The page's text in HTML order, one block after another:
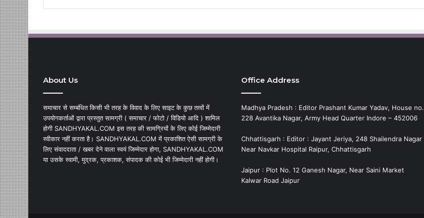
About Us
समाचार से सम्बंधित किसी भी तरह के विवाद के लिए साइट के कुछ तत्वों में
उपयोगकर्ताओं द्वारा प्रस्तुत सामग्री ( समाचार / फोटो / विडियो आदि ) शामिल
होगी SANDHYAKAL.COM इस तरह की सामग्रियों के लिए कोई जिम्मेदारी
स्वीकार नहीं करता है। SANDHYAKAL.COM में प्रकाशित ऐसी सामग्री के
लिए संवाददाता / खबर देने वाला स्वयं जिम्मेदार होगा, SANDHYAKAL.COM
या उसके स्वामी, मुद्रक, प्रकाशक, संपादक की कोई भी जिम्मेदारी नहीं होगी।
Office Address
Madhya Pradesh : Editor Prashant Kumar Yadav, House no.
228 Avantika Nagar, Army Head Quarter Indore – 452006
Chhattisgarh : Editor : Jayant Jeriya, 248 Shailendra Nagar
Near Navkar Hospital Raipur, Chhattisgarh
Jaipur : Plot No. 12 Ganesh Nagar, Near Saini Market
Kalwar Road Jaipur